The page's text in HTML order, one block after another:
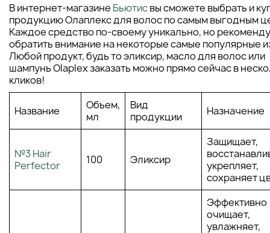
В интернет-магазине Бьютисвы сможете выбрать и
продукцию Олаплекс для волос по самым выгодным
Каждое средство по-своему уникально, но
обратить внимание на некоторые самые популярные
Любой продукт, будь то эликсир, масло для волос или
шампунь Olaplex заказать можно прямо сейчас в
кликов!
Название
Объем,
мл
Вид
продукции
Назначение
№3 Hair
Perfector
100 Эликсир
Защищает,
укрепляет,
сохраняет
Эффективно
очищает,
увлажняет,